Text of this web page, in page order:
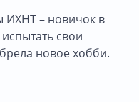
ИХНТ – новичок в
свои
новое хобби.